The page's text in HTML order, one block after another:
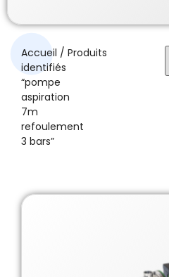
Accueil / Produits
identifiés
“pompe
aspiration
7m
refoulement
3 bars”